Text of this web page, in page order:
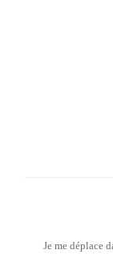
Je me déplace